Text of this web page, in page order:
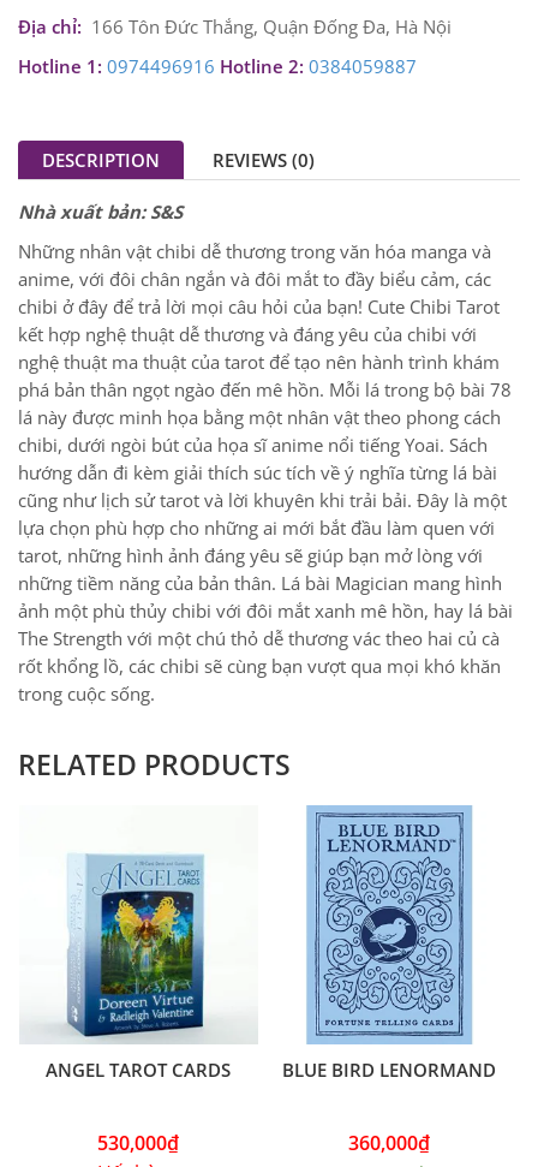
Địa chỉ: 166 Tôn Đức Thắng, Quận Đống Đa, Hà Nội
Hotline 1: 0974496916 Hotline 2: 0384059887
DESCRIPTION REVIEWS (0)
Nhà xuất bản: S&S
Những nhân vật chibi dễ thương trong văn hóa manga và
anime, với đôi chân ngắn và đôi mắt to đầy biểu cảm, các
chibi ở đây để trả lời mọi câu hỏi của bạn! Cute Chibi Tarot
kết hợp nghệ thuật dễ thương và đáng yêu của chibi với
nghệ thuật ma thuật của tarot để tạo nên hành trình khám
phá bản thân ngọt ngào đến mê hồn. Mỗi lá trong bộ bài 78
lá này được minh họa bằng một nhân vật theo phong cách
chibi, dưới ngòi bút của họa sĩ anime nổi tiếng Yoai. Sách
hướng dẫn đi kèm giải thích súc tích về ý nghĩa từng lá bài
cũng như lịch sử tarot và lời khuyên khi trải bải. Đây là một
lựa chọn phù hợp cho những ai mới bắt đầu làm quen với
tarot, những hình ảnh đáng yêu sẽ giúp bạn mở lòng với
những tiềm năng của bản thân. Lá bài Magician mang hình
ảnh một phù thủy chibi với đôi mắt xanh mê hồn, hay lá bài
The Strength với một chú thỏ dễ thương vác theo hai củ cà
rốt khổng lồ, các chibi sẽ cùng bạn vượt qua mọi khó khăn
trong cuộc sống.
RELATED PRODUCTS
ANGEL TAROT CARDS
530,000₫
BLUE BIRD LENORMAND
360,000₫